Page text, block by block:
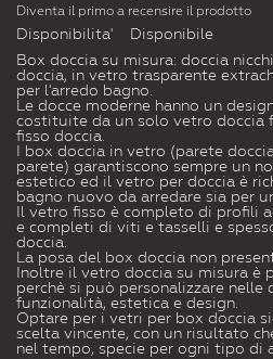
Diventa il primo a recensire il prodotto
Disponibilita'
Disponibile
Box doccia su misura: doccia
doccia, in vetro trasparente
per l'arredo bagno.
Le docce moderne hanno un
costituite da un solo vetro doccia
fisso doccia.
I box doccia in vetro (parete
parete) garantiscono sempre un
estetico ed il vetro per doccia è
bagno nuovo da arredare sia per
Il vetro fisso è completo di profili
e completi di viti e tasselli e
doccia.
La posa del box doccia non
Inoltre il vetro doccia su misura è
perchè si può personalizzare
funzionalità, estetica e design.
Optare per i vetri per box doccia
scelta vincente, con un risultato
nel tempo, specie per ogni tipo di